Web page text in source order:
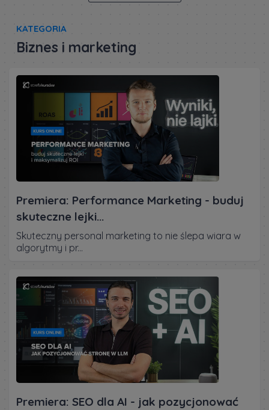
KATEGORIA
Biznes i marketing
Premiera: Performance Marketing - buduj
skuteczne lejki...
Skuteczny personal marketing to nie ślepa wiara w
algorytmy i pr...
Premiera: SEO dla AI - jak pozycjonować